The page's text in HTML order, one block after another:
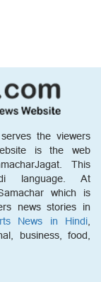
the viewers
is the web
This
language. At
which is
news stories in
News in Hindi,
business, food,